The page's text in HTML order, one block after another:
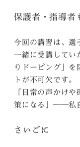
保護者・指導者
今回の講習は、
一緒に受講して
りドーピング」
トが不可欠です。
「日常の声かけ
策になる」――私
さいごに